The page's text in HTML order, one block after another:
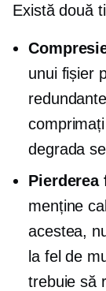
Există două
unui fișier
degrada
Pierderea
menține
acestea,
la fel de
trebuie să